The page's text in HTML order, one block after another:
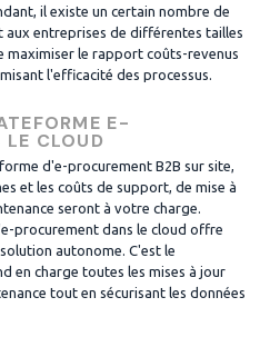
il existe un certain nombre de
entreprises de différentes tailles
maximiser le rapport coûts-revenus
l'efficacité des processus.
E-
LE CLOUD
d'e-procurement B2B sur site,
et les coûts de support, de mise à
seront à votre charge.
procurement dans le cloud offre
autonome. C'est le
en charge toutes les mises à jour
tout en sécurisant les données